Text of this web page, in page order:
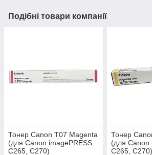
Подібні товари компанії
Тонер Canon T07 Magenta
(для Canon imagePRESS
C265, C270)
Тонер
(для Canon
C265, C270)